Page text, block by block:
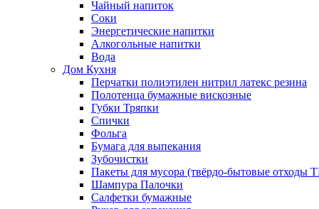
Чайный напиток
Соки
Энергетические напитки
Алкогольные напитки
Вода
Дом Кухня
Перчатки полиэтилен нитрил латекс резина
Полотенца бумажные вискозные
Губки Тряпки
Спички
Фольга
Бумага для выпекания
Зубочистки
Пакеты для мусора (твёрдо-бытовые отходы
Шампура Палочки
Салфетки бумажные